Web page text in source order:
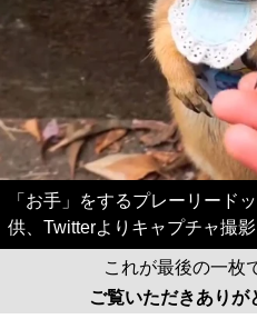
「お手」をするプレーリード
供、Twitterよりキャプチャ撮影
これが最後の一枚
ご覧いただきありが